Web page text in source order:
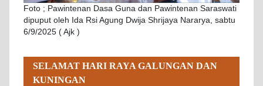
Foto ; Pawintenan Dasa Guna dan Pawintenan Saraswati
dipuput oleh Ida Rsi Agung Dwija Shrijaya Nararya, sabtu
6/9/2025 ( Ajk )
SELAMAT HARI RAYA GALUNGAN DAN
KUNINGAN